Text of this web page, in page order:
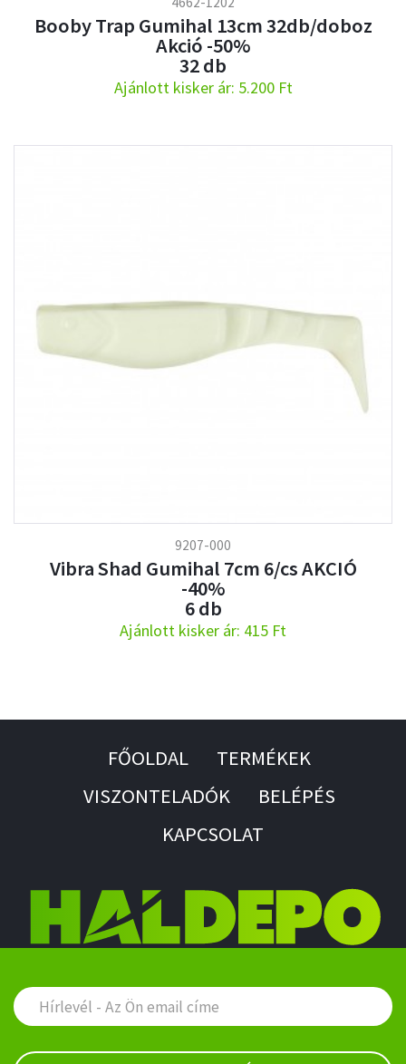
Booby Trap Gumihal 13cm 32db/doboz
Akció -50%
32 db
Ajánlott kisker ár: 5.200 Ft
9207-000
Vibra Shad Gumihal 7cm 6/cs AKCIÓ
-40%
6 db
Ajánlott kisker ár: 415 Ft
FŐOLDAL
TERMÉKEK
VISZONTELADÓK
BELÉPÉS
KAPCSOLAT